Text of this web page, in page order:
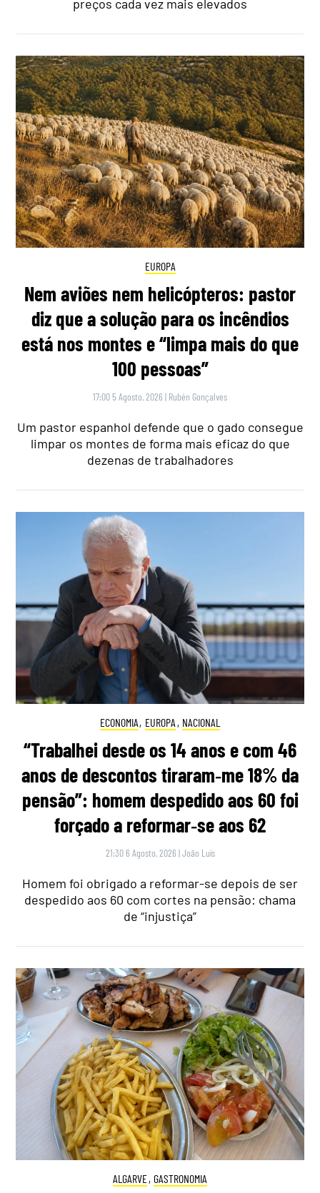
preços cada vez mais elevados
EUROPA
Nem aviões nem helicópteros: pastor
diz que a solução para os incêndios
está nos montes e “limpa mais do que
100 pessoas”
17:00 5 Agosto, 2026 | Rubén Gonçalves
Um pastor espanhol defende que o gado consegue
limpar os montes de forma mais eficaz do que
dezenas de trabalhadores
ECONOMIA, EUROPA , NACIONAL
“Trabalhei desde os 14 anos e com 46
anos de descontos tiraram‑me 18% da
pensão”: homem despedido aos 60 foi
forçado a reformar‑se aos 62
21:30 6 Agosto, 2026 |João Luís
Homem foi obrigado a reformar-se depois de ser
despedido aos 60 com cortes na pensão: chama
de “injustiça”
ALGARVE, GASTRONOMIA